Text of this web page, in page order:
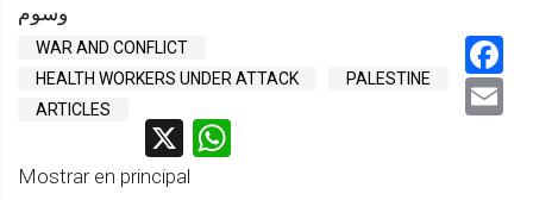
وسوم
WAR AND CONFLICT
HEALTH WORKERS UNDER ATTACK
PALESTINE
ARTICLES
Facebook
Email
WhatsApp
Mostrar en principal